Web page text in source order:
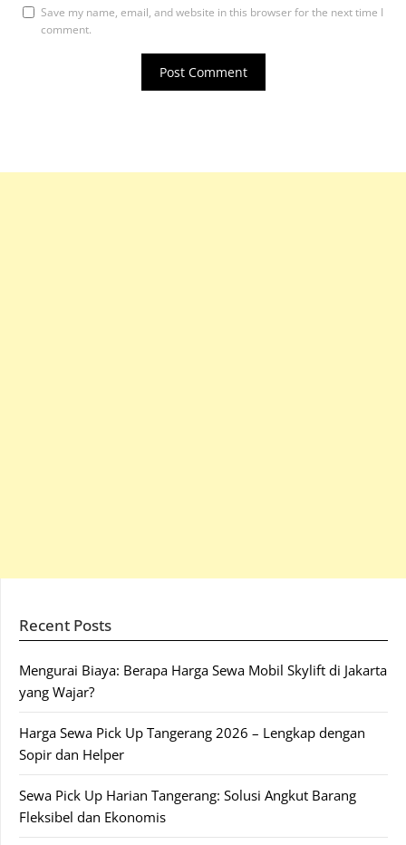
Save my name, email, and website in this browser for the next time I
comment.
Recent Posts
Mengurai Biaya: Berapa Harga Sewa Mobil Skylift di Jakarta
yang Wajar?
Harga Sewa Pick Up Tangerang 2026 – Lengkap dengan
Sopir dan Helper
Sewa Pick Up Harian Tangerang: Solusi Angkut Barang
Fleksibel dan Ekonomis